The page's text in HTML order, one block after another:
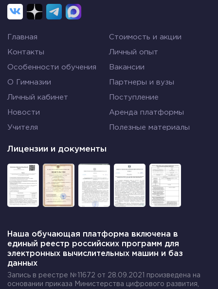
Главная Стоимость и акции
Контакты Личный опыт
Особенности обучения Вакансии
О Гимназии Партнеры и вузы
Личный кабинет Поступление
Новости Аренда платформы
Учителя Полезные материалы
Лицензии и документы
Наша обучающая платформа включена в
единый реестр российских программ для
электронных вычислительных машин и баз
данных
Запись в реестре №11672 от 28.09.2021 произведена на
основании приказа Министерства цифрового развития,